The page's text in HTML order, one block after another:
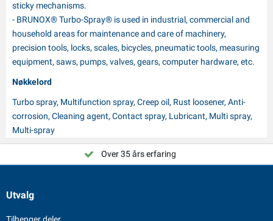
sticky mechanisms.
- BRUNOX® Turbo-Spray® is used in industrial, commercial and
household areas for maintenance and care of machinery,
precision tools, locks, scales, bicycles, pneumatic tools, measuring
equipment, saws, pumps, valves, gears, computer hardware, etc.
Nøkkelord
Turbo spray, Multifunction spray, Creep oil, Rust loosener, Anti-
corrosion, Cleaning agent, Contact spray, Lubricant, Multi spray,
Multi-spray
Velg PAT Europe!
Over 35 års erfaring
Utvalg